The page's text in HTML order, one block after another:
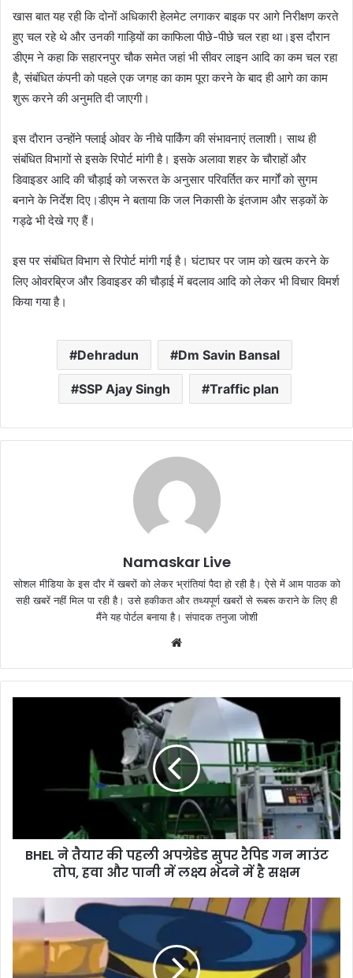
खास बात यह रही कि दोनों अधिकारी हेलमेट लगाकर बाइक पर आगे निरीक्षण करते
हुए चल रहे थे और उनकी गाड़ियों का काफिला पीछे-पीछे चल रहा था।इस दौरान
डीएम ने कहा कि सहारनपुर चौक समेत जहां भी सीवर लाइन आदि का कम चल रहा
है, संबंधित कंपनी को पहले एक जगह का काम पूरा करने के बाद ही आगे का काम
शुरू करने की अनुमति दी जाएगी।
इस दाैरान उन्होंने फ्लाई ओवर के नीचे पार्किंग की संभावनाएं तलाशी। साथ ही
संबंधित विभागों से इसके रिपोर्ट मांगी है। इसके अलावा शहर के चौराहों और
डिवाइडर आदि की चौड़ाई को जरूरत के अनुसार परिवर्तित कर मार्गों को सुगम
बनाने के निर्देश दिए।डीएम ने बताया कि जल निकासी के इंतजाम और सड़कों के
गड्ढे भी देखे गए हैं।
इस पर संबंधित विभाग से रिपोर्ट मांगी गई है। घंटाघर पर जाम को खत्म करने के
लिए ओवरब्रिज और डिवाइडर की चौड़ाई में बदलाव आदि को लेकर भी विचार विमर्श
किया गया है।
Dehradun Dm Savin Bansal
SSP Ajay Singh Traffic plan
Namaskar Live
सोशल मीडिया के इस दौर में खबरों को लेकर भ्रांतियां पैदा हो रही है। ऐसे में आम पाठक को
सही खबरें नहीं मिल पा रही है। उसे हकीकत और तथ्यपूर्ण खबरों से रूबरू कराने के लिए ही
मैंने यह पोर्टल बनाया है। संपादक तनुजा जोशी
b
s
t
e
BHEL ने तैयार की पहली अपग्रेडेड सुपर रैपिड गन माउंट
तोप, हवा और पानी में लक्ष्य भेदने में है सक्षम